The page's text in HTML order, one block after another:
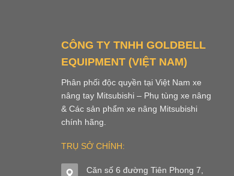
CÔNG TY TNHH GOLDBELL
EQUIPMENT (VIỆT NAM)
Phân phối độc quyền tại Việt Nam xe
nâng tay Mitsubishi – Phụ tùng xe nâng
& Các sản phẩm xe nâng Mitsubishi
chính hãng.
TRỤ SỞ CHÍNH:
Căn số 6 đường Tiên Phong 7,